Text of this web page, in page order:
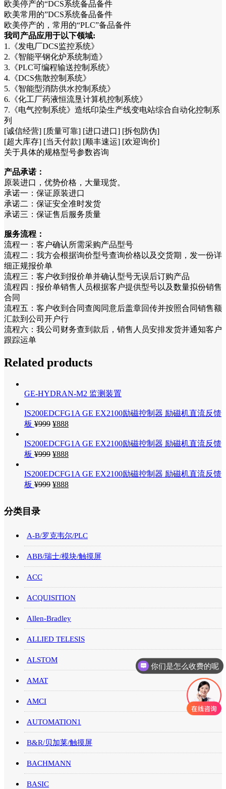
欧美停产的“DCS系统备品备件
欧美常用的”DCS系统备品备件
欧美停产的，常用的“PLC”备品备件
我司产品应用于以下领域:
1.《发电厂DCS监控系统》
2.《智能平钢化炉系统制造》
3.《PLC可编程输送控制系统》
4.《DCS焦散控制系统》
5.《智能型消防供水控制系统》
6.《化工厂药液恒流垦计算机控制系统》
7.《电气控制系统》造纸印染生产线变电站综合自动化控制系
列
[诚信经营] [质量可靠] [进口进口] [拆包防伪]
[超大库存] [当天付款] [顺丰速运] [欢迎询价]
关于具体的规格型号参数咨询
产品承诺：
原装进口，优势价格，大量现货。
承诺一：保证原装进口
承诺二：保证安全准时发货
承诺三：保证售后服务质量
服务流程：
流程一：客户确认所需采购产品型号
流程二：我方会根据询价型号查询价格以及交货期，发一份详
细正规报价单
流程三：客户收到报价单并确认型号无误后订购产品
流程四：报价单销售人员根据客户提供型号以及数量拟份销售
合同
流程五：客户收到合同查阅同意后盖章回传并按照合同销售额
汇款到公司开户行
流程六：我公司财务查到款后，销售人员安排发货并通知客户
跟踪运单
Related products
GE-HYDRAN-M2 监测装置
IS200EDCFG1A GE EX2100励磁控制器 励磁机直流反馈
板 ¥999 ¥888
IS200EDCFG1A GE EX2100励磁控制器 励磁机直流反馈
板 ¥999 ¥888
IS200EDCFG1A GE EX2100励磁控制器 励磁机直流反馈
板 ¥999 ¥888
分类目录
A-B/罗克韦尔/PLC
ABB/瑞士/模块/触摸屏
ACC
ACQUISITION
Allen-Bradley
ALLIED TELESIS
ALSTOM
AMAT
AMCI
AUTOMATION1
B&R/贝加莱/触摸屏
BACHMANN
BASIC
你们是怎么收费的呢